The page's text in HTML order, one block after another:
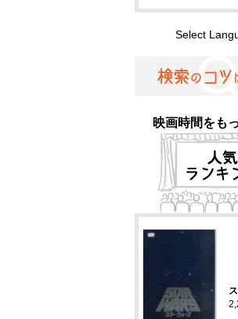
Select
映画時間をも